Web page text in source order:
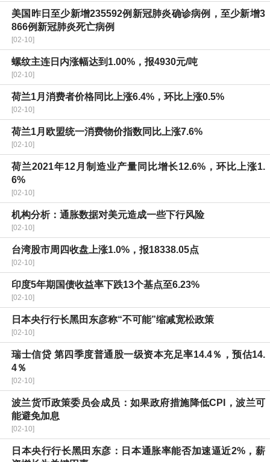
美国昨日至少新增235592例新冠肺炎确诊病例，至少新增3
866例新冠肺炎死亡病例
[02-10]
螺纹主连日内涨幅达到1.00%，报4930元/吨
[02-10]
荷兰1月消费者价格同比上涨6.4%，环比上涨0.5%
[02-10]
荷兰1月欧盟统一消费物价指数同比上涨7.6%
[02-10]
荷兰2021年12月制造业产量同比增长12.6%，环比上涨1.
6%
[02-10]
机构分析：通胀数据对美元造成一些下行风险
[02-10]
台湾股市周四收盘上涨1.0%，报18338.05点
[02-10]
印度5年期国债收益率下跌13个基点至6.23%
[02-10]
日本央行行长黑田东彦称“不可能”缩减宽松政策
[02-10]
瑞士信贷 第四季度普通股一级资本充足率14.4％，预估14.
4％
[02-10]
波兰货币政策委员会成员：如果政府措施降低CPI，波兰可
能避免加息
[02-10]
日本央行行长黑田东彦：日本通胀率能否加速逼近2%，薪